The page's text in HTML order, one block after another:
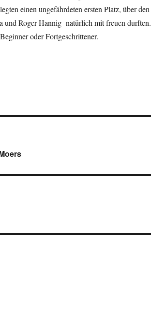
einen ungefährdeten ersten Platz, über den
und Roger Hannig natürlich mit freuen durften.
oder Fortgeschrittener.